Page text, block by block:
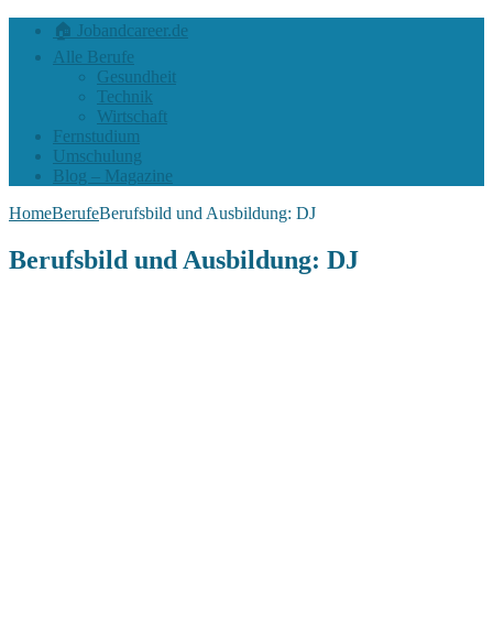
🏠 Jobandcareer.de
Alle Berufe
Gesundheit
Technik
Wirtschaft
Fernstudium
Umschulung
Blog – Magazine
HomeBerufeBerufsbild und Ausbildung: DJ
Berufsbild und Ausbildung: DJ